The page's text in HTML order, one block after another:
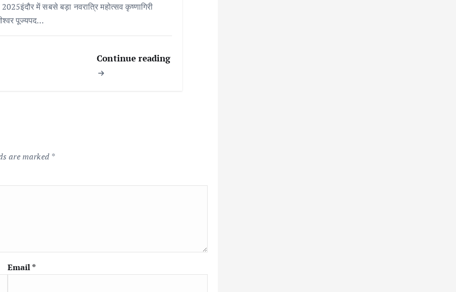
में सबसे बड़ा नवरात्रि महोत्सव कृष्णागिरी
पूज्यपद…
Continue reading
are marked *
Email *